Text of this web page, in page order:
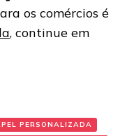
os comércios é
, continue em
PERSONALIZADA